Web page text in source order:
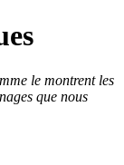
le montrent les
que nous